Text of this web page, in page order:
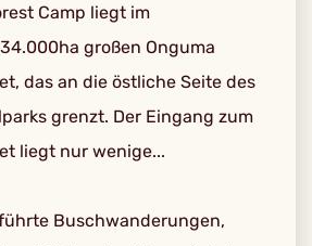
Camp liegt im
großen Onguma
das an die östliche Seite des
grenzt. Der Eingang zum
liegt nur wenige...
Buschwanderungen,